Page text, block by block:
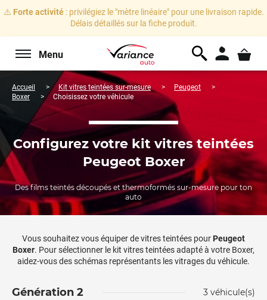
⚠️ Forte activité: privilégiez le "mètre linéaire" pour une livraison rapide.
Délais détaillés sur la fiche produit.
Menu
Accueil Kit vitres teintées sur-mesure
Peugeot
Boxer
Choisissez votre véhicule
Configurez votre kit vitres teintées
Peugeot Boxer
Des films teintés découpés et thermoformés sur-mesure pour ton
auto
Vous souhaitez vous équiper de vitres teintées pour Peugeot
Boxer. Pour sélectionner le kit vitres teintées adapté à votre Boxer,
aidez-vous des schémas représentants les vitrages du véhicule.
Génération 2 3 véhicule(s)